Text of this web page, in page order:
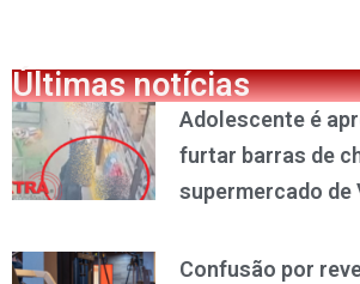
Últimas notícias
Adolescente é
furtar barras de
supermercado de
Confusão por